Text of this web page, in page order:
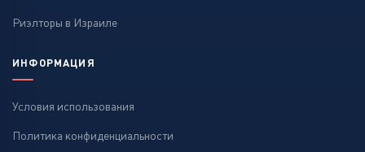
Риэлторы в Израиле
ИНФОРМАЦИЯ
Условия использования
Политика конфиденциальности